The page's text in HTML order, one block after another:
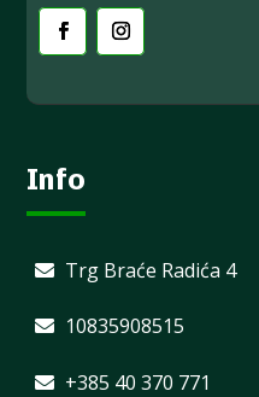
Info
Trg Braće Radića 4
10835908515
+385 40 370 771